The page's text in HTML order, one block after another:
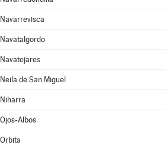
Navarrevisca
Navatalgordo
Navatejares
Neila de San Miguel
Niharra
Ojos-Albos
Orbita